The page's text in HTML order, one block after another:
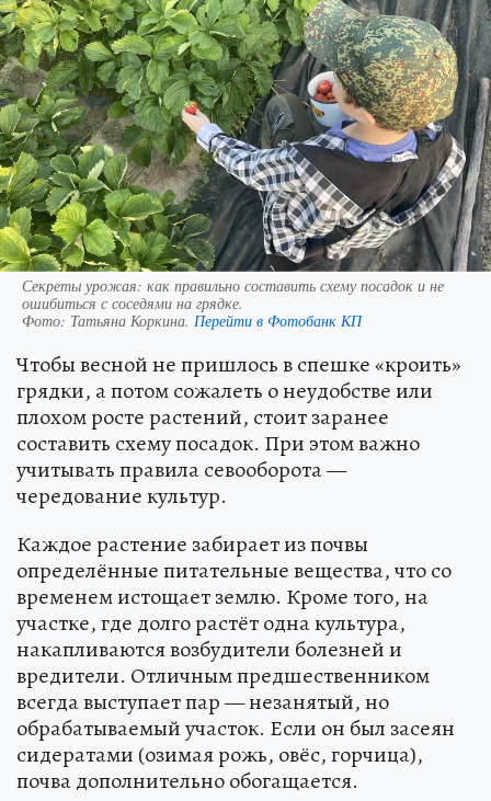
Секреты урожая: как правильно составить схему посадок и не
ошибиться с соседями на грядке.
Фото: Татьяна Коркина. Перейти в Фотобанк КП
Чтобы весной не пришлось в спешке «кроить»
грядки, а потом сожалеть о неудобстве или
плохом росте растений, стоит заранее
составить схему посадок. При этом важно
учитывать правила севооборота —
чередование культур.
Каждое растение забирает из почвы
определённые питательные вещества, что со
временем истощает землю. Кроме того, на
участке, где долго растёт одна культура,
накапливаются возбудители болезней и
вредители. Отличным предшественником
всегда выступает пар — незанятый, но
обрабатываемый участок. Если он был засеян
сидератами (озимая рожь, овёс, горчица),
почва дополнительно обогащается.